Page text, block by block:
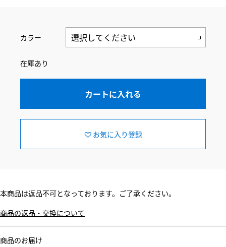
カラー
在庫あり
カートに入れる
お気に入り登録
本商品は返品不可となっております。ご了承ください。
商品の返品・交換について
商品のお届け